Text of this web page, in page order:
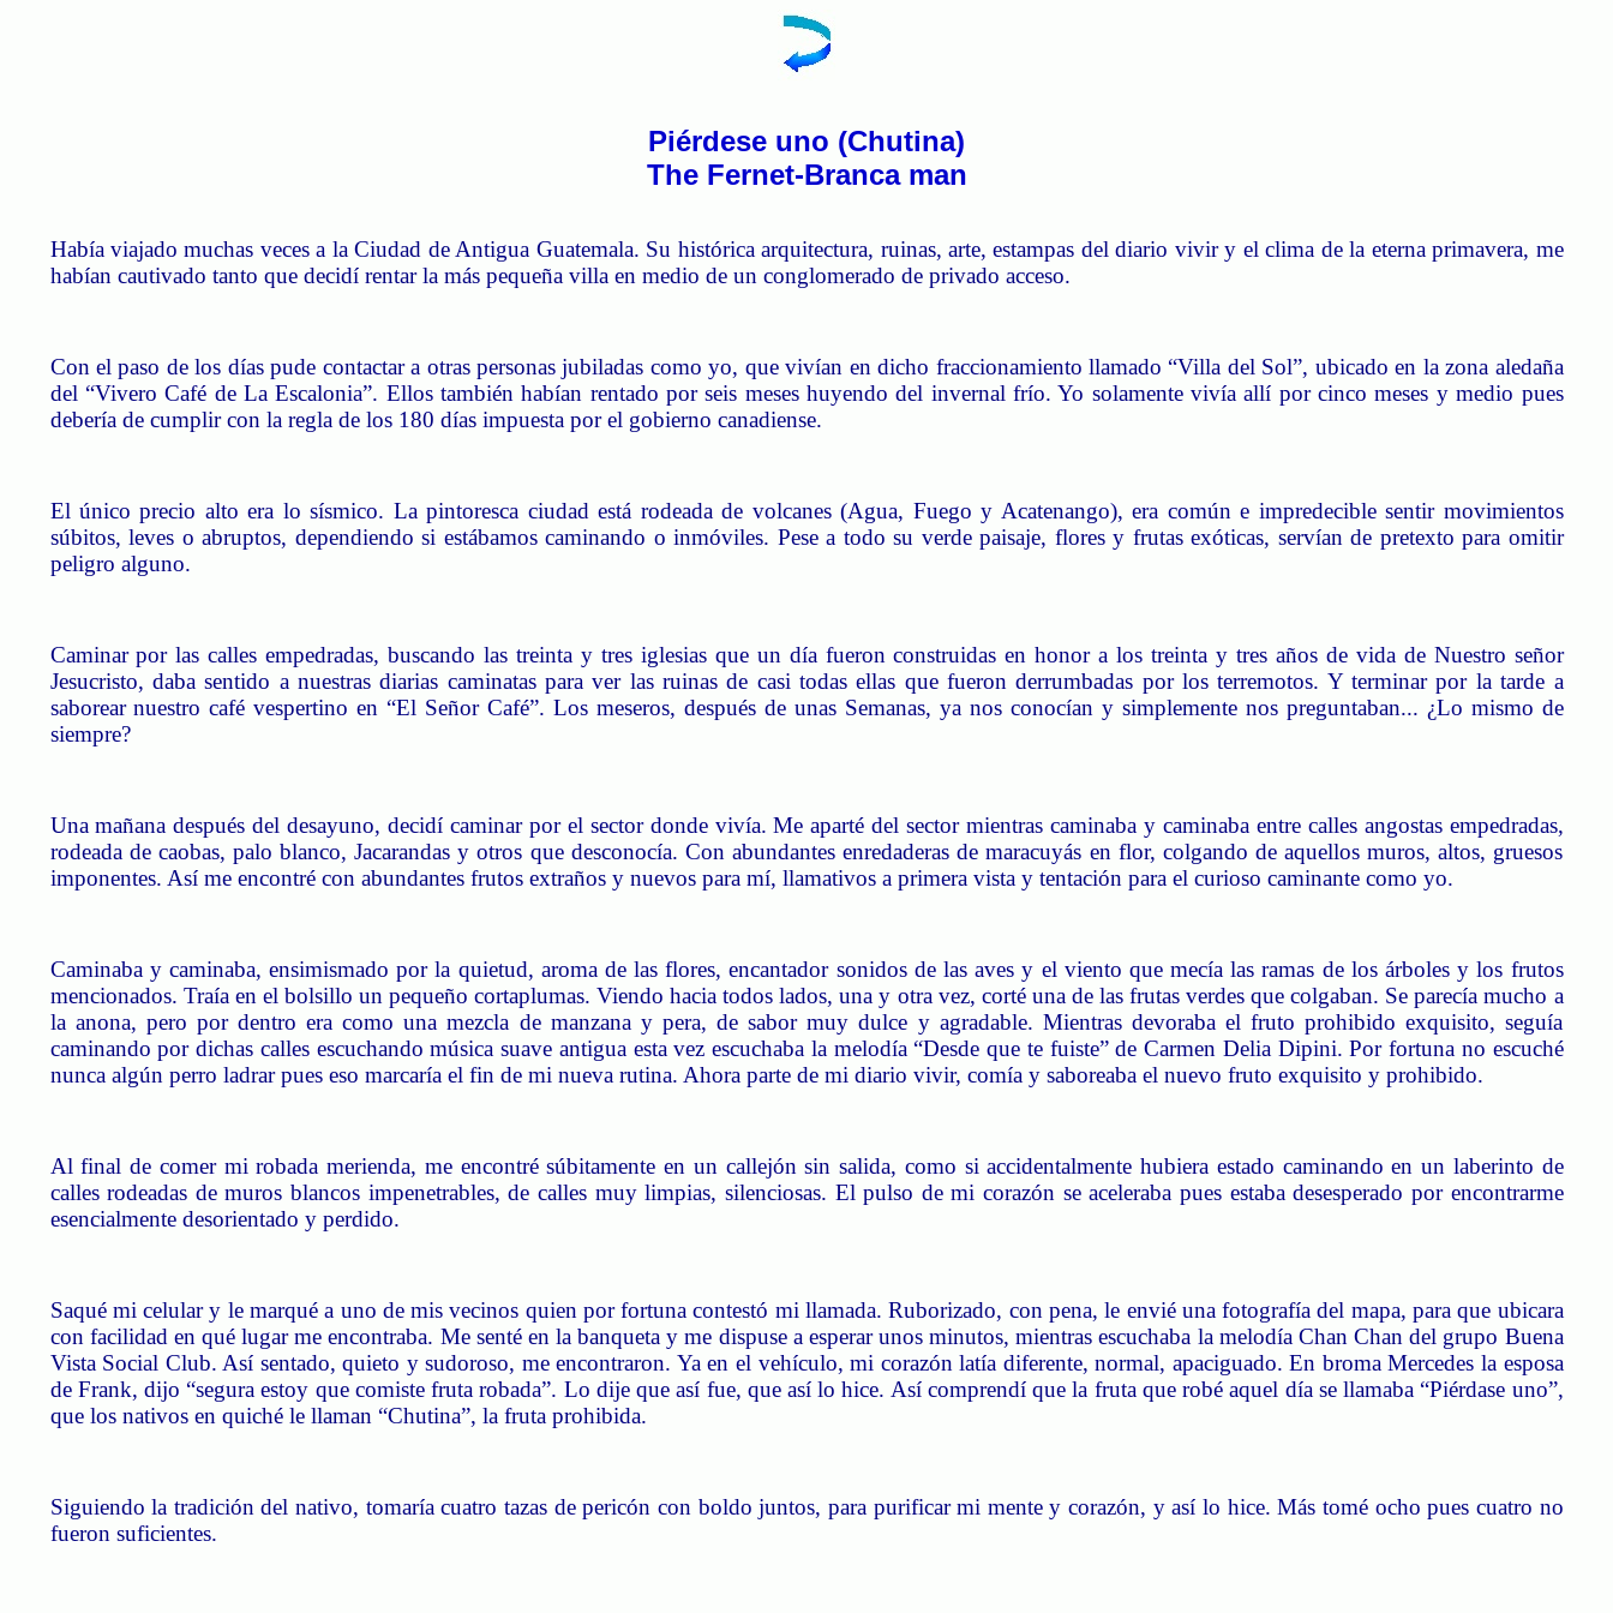
Piérdese uno (Chutina)
The Fernet-Branca man
Había viajado muchas veces a la Ciudad de Antigua Guatemala. Su histórica arquitectura, ruinas, arte, estampas del diario vivir y el clima de la eterna primavera, me
habían cautivado tanto que decidí rentar la más pequeña villa en medio de un conglomerado de privado acceso.
Con el paso de los días pude contactar a otras personas jubiladas como yo, que vivían en dicho fraccionamiento llamado “Villa del Sol”, ubicado en la zona aledaña
del “Vivero Café de La Escalonia”. Ellos también habían rentado por seis meses huyendo del invernal frío. Yo solamente vivía allí por cinco meses y medio pues
debería de cumplir con la regla de los 180 días impuesta por el gobierno canadiense.
El único precio alto era lo sísmico. La pintoresca ciudad está rodeada de volcanes (Agua, Fuego y Acatenango), era común e impredecible sentir movimientos
súbitos, leves o abruptos, dependiendo si estábamos caminando o inmóviles. Pese a todo su verde paisaje, flores y frutas exóticas, servían de pretexto para omitir
peligro alguno.
Caminar por las calles empedradas, buscando las treinta y tres iglesias que un día fueron construidas en honor a los treinta y tres años de vida de Nuestro señor
Jesucristo, daba sentido a nuestras diarias caminatas para ver las ruinas de casi todas ellas que fueron derrumbadas por los terremotos. Y terminar por la tarde a
saborear nuestro café vespertino en “El SeñorCafé”. Los meseros, después de unas Semanas, ya nos conocían y simplemente nos preguntaban... ¿Lo mismo de
siempre?
Una mañana después del desayuno, decidí caminar por el sector donde vivía. Me aparté del sector mientras caminaba y caminaba entre calles angostas empedradas,
rodeada de caobas, palo blanco, Jacarandas y otros que desconocía. Con abundantes enredaderas de maracuyás en flor, colgando de aquellos muros, altos, gruesos
imponentes. Así me encontré con abundantes frutos extraños y nuevos para mí, llamativos a primera vista y tentación para el curioso caminante como yo.
Caminaba y caminaba, ensimismado por la quietud, aroma de las flores, encantador sonidos de las aves y el viento que mecía las ramas de los árboles y los frutos
mencionados. Traía en el bolsillo un pequeño cortaplumas. Viendo hacia todos lados, una y otra vez, corté una de las frutas verdes que colgaban. Se parecía mucho a
la anona, pero por dentro era como una mezcla de manzana y pera, de sabor muy dulce y agradable. Mientras devoraba el fruto prohibido exquisito, seguía
caminando por dichas calles escuchando música suave antigua esta vez escuchaba la melodía “Desde que te fuiste” de Carmen Delia Dipini. Por fortuna no escuché
nunca algún perro ladrar pues eso marcaría el fin de mi nueva rutina. Ahora parte de mi diario vivir, comía y saboreaba el nuevo fruto exquisito y prohibido.
Al final de comer mi robada merienda, me encontré súbitamente en un callejón sin salida, como si accidentalmente hubiera estado caminando en un laberinto de
calles rodeadas de muros blancos impenetrables, de calles muy limpias, silenciosas. El pulso de mi corazón se aceleraba pues estaba desesperado por encontrarme
esencialmente desorientado y perdido.
Saqué mi celular y le marqué a uno de mis vecinos quien por fortuna contestó mi llamada. Ruborizado, con pena, le envié una fotografía del mapa, para que ubicara
con facilidad en qué lugar me encontraba. Me senté en la banqueta y me dispuse a esperar unos minutos, mientras escuchaba la melodía ChanChan del grupo Buena
Vista Social Club. Así sentado, quieto y sudoroso, me encontraron. Ya en el vehículo, mi corazón latía diferente, normal, apaciguado. En broma Mercedes la esposa
de Frank, dijo “segura estoy que comiste fruta robada”. Lo dije que así fue, que así lo hice. Así comprendí que la fruta que robé aquel día se llamaba “Piérdase uno”,
que los nativos en quiché le llaman “Chutina”, la fruta prohibida.
Siguiendo la tradición del nativo, tomaría cuatro tazas de pericón con boldo juntos, para purificar mi mente y corazón, y así lo hice. Más tomé ocho pues cuatro no
fueron suficientes.